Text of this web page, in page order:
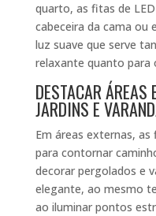
quarto, as fitas de
cabeceira da cama ou
luz suave que serve
relaxante quanto para
DESTACAR ÁREAS
JARDINS E
Em áreas externas,
para contornar
decorar pergolados e
elegante, ao mesmo
ao iluminar pontos